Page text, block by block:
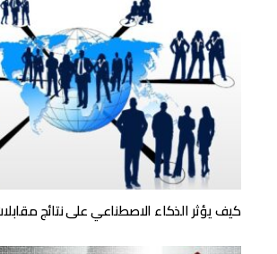
كيف يؤثر الذكاء الاصطناعي على نتائج